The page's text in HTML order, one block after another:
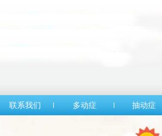
联系我们 多动症 抽动症